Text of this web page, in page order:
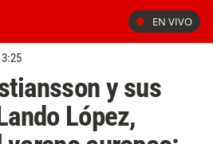
EN VIVO
y sus
López,